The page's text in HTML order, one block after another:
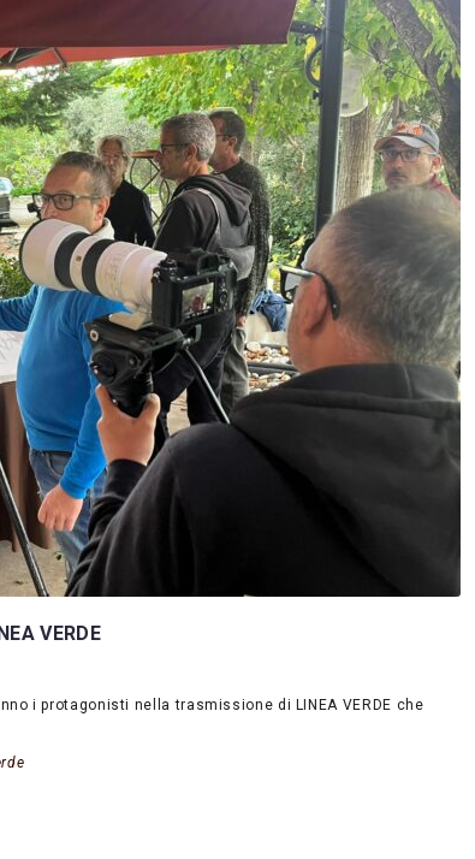
VERDE
i protagonisti nella trasmissione di LINEA VERDE che